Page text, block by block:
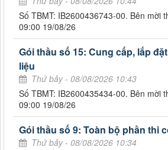
Số TBMT: IB2600436743-00. Bên mời
09:00 19/08/26
Gói thầu số 15: Cung cấp, lắp
liệu
Thứ bảy - 08/08/2026 10:43
Số TBMT: IB2600435434-00. Bên mời
09:00 19/08/26
Gói thầu số 9: Toàn bộ phần thi
Thứ bảy - 08/08/2026 10:34